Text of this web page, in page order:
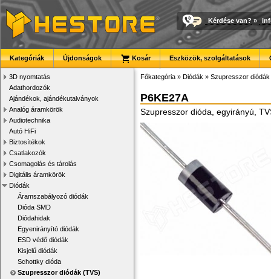
Kérdése van? »
Kategóriák Újdonságok Kosár Eszközök, szolgáltatások
3D nyomtatás
Adathordozók
Ajándékok, ajándékutalványok
Analóg áramkörök
Audiotechnika
Autó HiFi
Biztosítékok
Csatlakozók
Csomagolás és tárolás
Digitális áramkörök
Diódák
Áramszabályozó diódák
Dióda SMD
Diódahidak
Egyenirányító diódák
ESD védő diódák
Kisjelű diódák
Schottky dióda
Szupresszor diódák (TVS)
Főkategória » Diódák » Szupresszor
P6KE27A
Szupresszor dióda, egyirányú,